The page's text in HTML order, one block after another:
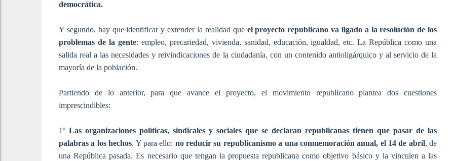
democrática.
Y segundo, hay que identificar y extender la realidad que el proyecto republicano va ligado a la resolución de los
problemas de la gente: empleo, precariedad, vivienda, sanidad, educación, igualdad, etc. La República como una
salida real a las necesidades y reivindicaciones de la ciudadanía, con un contenido antioligárquico y al servicio de la
mayoría de la población.
Partiendo de lo anterior, para que avance el proyecto, el movimiento republicano plantea dos cuestiones
imprescindibles:
1ºLas organizaciones políticas, sindicales y sociales que se declaran republicanas tienen que pasar de las
palabras a los hechos. Y para ello: no reducir su republicanismo a una conmemoración anual, el 14 de abril, de
una República pasada. Es necesario que tengan la propuesta republicana como objetivo básico y la vinculen a las